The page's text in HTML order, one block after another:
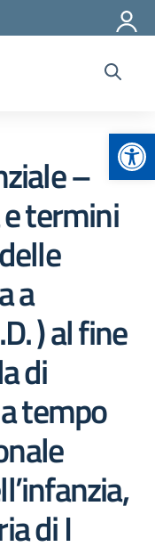
–
termini
a
) al fine
di
tempo
di I